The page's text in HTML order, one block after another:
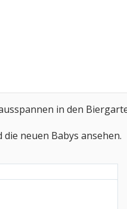
in den
neuen Babys ansehen.